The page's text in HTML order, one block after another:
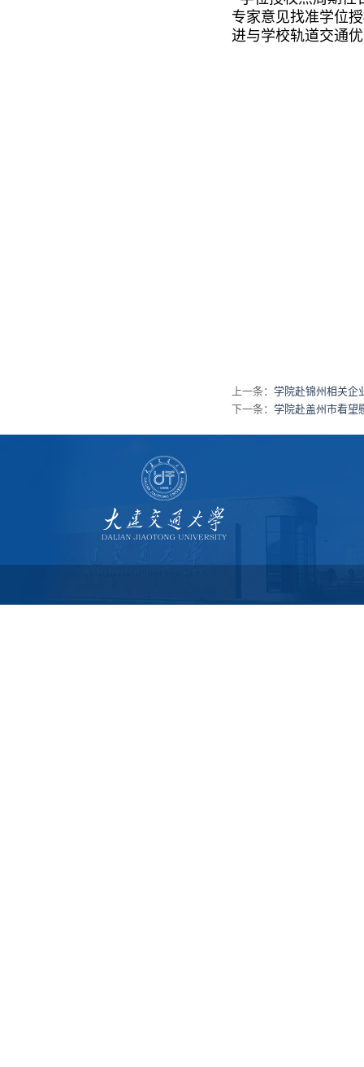
专家意见找准学位
进与学校轨道交通
上一条： 学院赴锦州相关企
下一条： 学院赴盖州市看望